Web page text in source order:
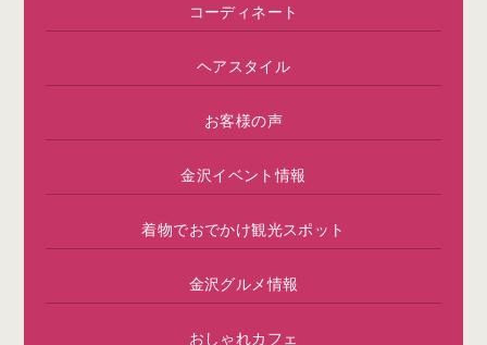
コーディネート
ヘアスタイル
お客様の声
金沢イベント情報
着物でおでかけ観光スポット
金沢グルメ情報
おしゃれカフェ